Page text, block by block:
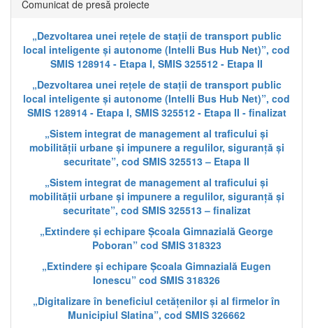
Comunicat de presă proiecte
„Dezvoltarea unei rețele de stații de transport public
local inteligente și autonome (Intelli Bus Hub Net)”, cod
SMIS 128914 - Etapa I, SMIS 325512 - Etapa II
„Dezvoltarea unei rețele de stații de transport public
local inteligente și autonome (Intelli Bus Hub Net)”, cod
SMIS 128914 - Etapa I, SMIS 325512 - Etapa II - finalizat
„Sistem integrat de management al traficului și
mobilității urbane și impunere a regulilor, siguranță și
securitate”, cod SMIS 325513 – Etapa II
„Sistem integrat de management al traficului și
mobilității urbane și impunere a regulilor, siguranță și
securitate”, cod SMIS 325513 – finalizat
„Extindere și echipare Școala Gimnazială George
Poboran” cod SMIS 318323
„Extindere și echipare Școala Gimnazială Eugen
Ionescu” cod SMIS 318326
„Digitalizare în beneficiul cetățenilor și al firmelor în
Municipiul Slatina”, cod SMIS 326662